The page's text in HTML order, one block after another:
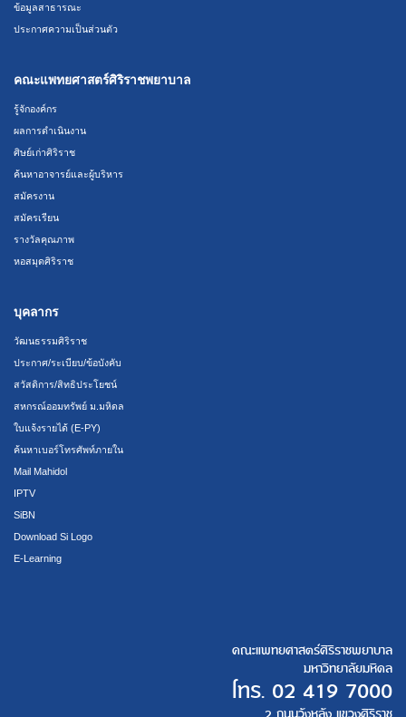
ข้อมูลสาธารณะ
ประกาศความเป็นส่วนตัว
คณะแพทยศาสตร์ศิริราชพยาบาล
รู้จักองค์กร
ผลการดำเนินงาน
ศิษย์เก่าศิริราช
ค้นหาอาจารย์และผู้บริหาร
สมัครงาน
สมัครเรียน
รางวัลคุณภาพ
หอสมุดศิริราช
บุคลากร
วัฒนธรรมศิริราช
ประกาศ/ระเบียบ/ข้อบังคับ
สวัสดิการ/สิทธิประโยชน์
สหกรณ์ออมทรัพย์ ม.มหิดล
ใบแจ้งรายได้ (E-PY)
ค้นหาเบอร์โทรศัพท์ภายใน
Mail Mahidol
IPTV
SiBN
Download Si Logo
E-Learning
คณะแพทยศาสตร์ศิริราชพยาบาล
มหาวิทยาลัยมหิดล
โทร. 02 419 7000